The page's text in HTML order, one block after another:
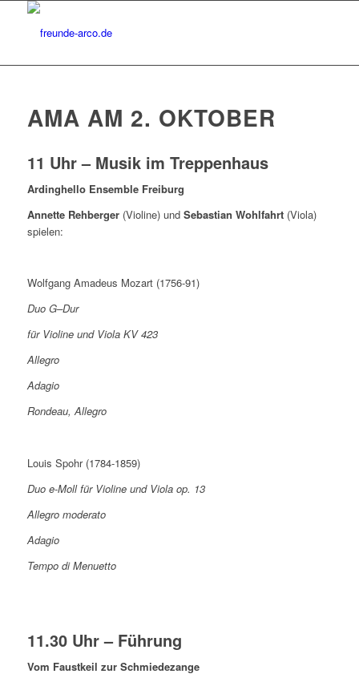
AMA AM 2. OKTOBER
11 Uhr – Musik im Treppenhaus
Ardinghello Ensemble Freiburg
Annette Rehberger (Violine) und Sebastian Wohlfahrt (Viola)
spielen:
Wolfgang Amadeus Mozart (1756-91)
Duo G–Dur
für Violine und Viola KV 423
Allegro
Adagio
Rondeau, Allegro
Louis Spohr (1784-1859)
Duo e-Moll für Violine und Viola op. 13
Allegro moderato
Adagio
Tempo di Menuetto
11.30 Uhr – Führung
Vom Faustkeil zur Schmiedezange